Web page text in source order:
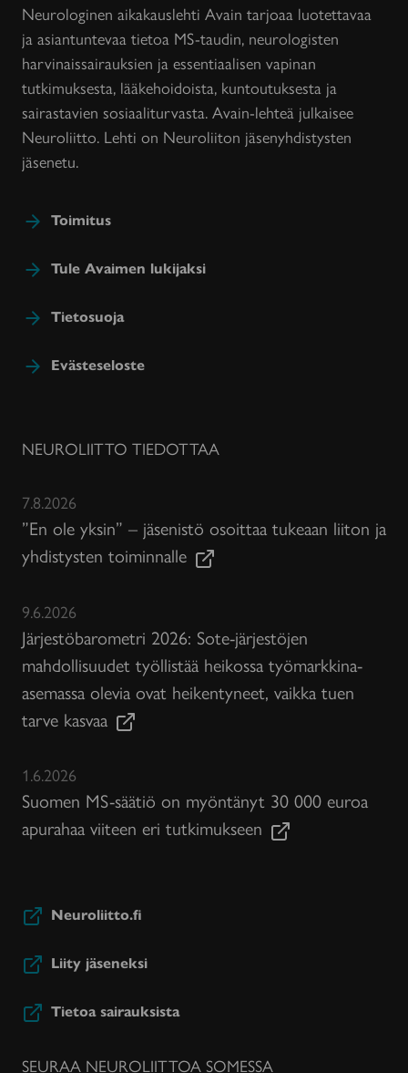
Neurologinen aikakauslehti Avain tarjoaa luotettavaa
ja asiantuntevaa tietoa MS-taudin, neurologisten
harvinaissairauksien ja essentiaalisen vapinan
tutkimuksesta, lääkehoidoista, kuntoutuksesta ja
sairastavien sosiaaliturvasta. Avain-lehteä julkaisee
Neuroliitto. Lehti on Neuroliiton jäsenyhdistysten
jäsenetu.
Toimitus
Tule Avaimen lukijaksi
Tietosuoja
Evästeseloste
NEUROLIITTO TIEDOTTAA
7.8.2026
”En ole yksin” – jäsenistö osoittaa tukeaan liiton ja
yhdistysten toiminnalle
9.6.2026
Järjestöbarometri 2026: Sote-järjestöjen
mahdollisuudet työllistää heikossa työmarkkina-
asemassa olevia ovat heikentyneet, vaikka tuen
tarve kasvaa
1.6.2026
Suomen MS-säätiö on myöntänyt 30 000 euroa
apurahaa viiteen eri tutkimukseen
Neuroliitto.fi
Liity jäseneksi
Tietoa sairauksista
SEURAA NEUROLIITTOA SOMESSA